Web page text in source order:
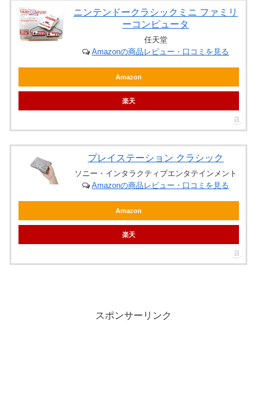
ニンテンドークラシックミニ ファミリ
ーコンピュータ
任天堂
Amazonの商品レビュー・口コミを見る
Amazon
楽天
プレイステーション クラシック
ソニー・インタラクティブエンタテインメント
Amazonの商品レビュー・口コミを見る
Amazon
楽天
スポンサーリンク